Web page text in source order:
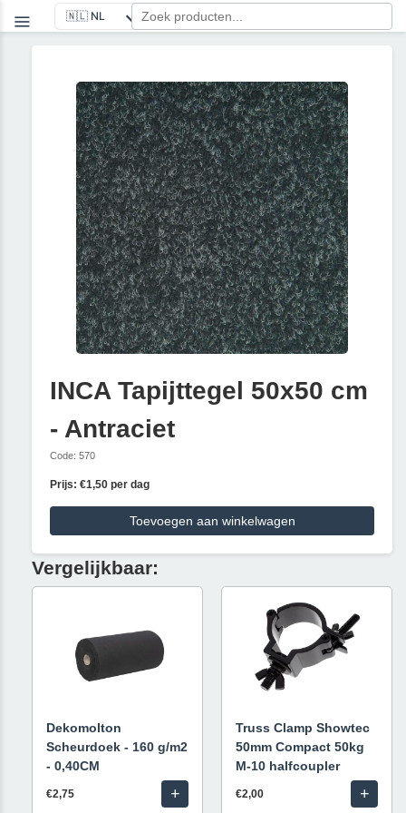
INCA Tapijttegel 50x50 cm
- Antraciet
Code: 570
Prijs: €1,50 per dag
Toevoegen aan winkelwagen
Vergelijkbaar:
Dekomolton
Scheurdoek - 160 g/m2
- 0,40CM
€2,75 +
Truss Clamp Showtec
50mm Compact 50kg
M-10 halfcoupler
€2,00 +